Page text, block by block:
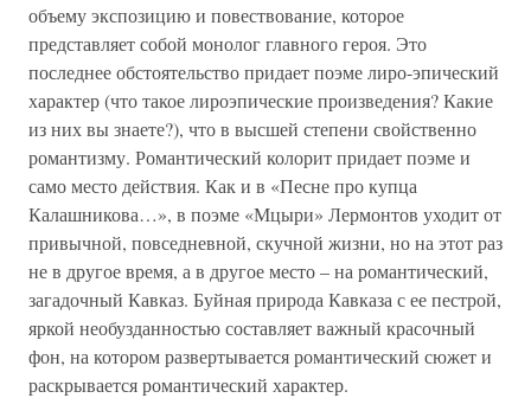
объему экспозицию и повествование, которое
представляет собой монолог главного героя. Это
последнее обстоятельство придает поэме лиро-эпический
характер (что такое лироэпические произведения? Какие
из них вы знаете?), что в высшей степени свойственно
романтизму. Романтический колорит придает поэме и
само место действия. Как и в «Песне про купца
Калашникова…», в поэме «Мцыри» Лермонтов уходит от
привычной, повседневной, скучной жизни, но на этот раз
не в другое время, а в другое место – на романтический,
загадочный Кавказ. Буйная природа Кавказа с ее пестрой,
яркой необузданностью составляет важный красочный
фон, на котором развертывается романтический сюжет и
раскрывается романтический характер.